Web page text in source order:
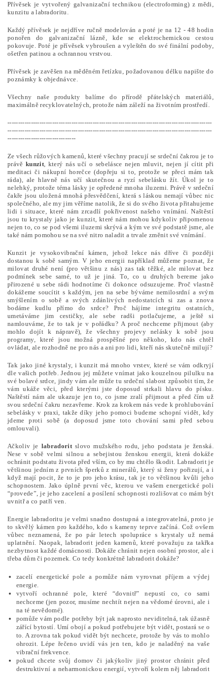
Přívěsek je vytvořený galvanizační technikou (electroforming) z mědi,
kunzitu a labradoritu.
Každý přívěsek je nejdříve ručně modelován a poté je na 12 - 48 hodin
ponořen do galvanizační lázně, kde se elektrochemickou cestou
pokovuje. Poté je přívěsek vybroušen a vyleštěn do své finální podoby,
ošetřen patinou a ochrannou vrstvou.
Přívěsek je zavěšen na měděném řetízku, požadovanou délku napište do
poznámky k objednávce.
Všechny naše produkty balíme do přírodě přátelských materiálů,
maximálně recyklovatelných, protože nám záleží na životním prostředí.
------------------------------------------------------------------------------------------------
------------------------------------------------------------------------------------------------
--------------------------------
Ze všech růžových kamenů, které všechny pracují se srdeční čakrou je to
právěkunzit, který nás učí o sebelásce nejen mluvit, nejen jí cítit při
meditaci či nákupní horečce (dopřeju si to, protože se přeci mám tak
ráda), ale hlavně nás učí skutečnou a ryzí sebelásku žít. Úkol je to
nelehký, protože téma lásky je opředené mnoha iluzemi. Právě v srdeční
čakře jsou uložená mnohá přesvědčení, která s láskou nemají vůbec nic
společného, ale my jim věříme natolik, že si do svého života přitahujeme
lidi i situace, které nám zrcadlí pokřivenost našeho vnímání. Naštěstí
jsou tu krystaly jako je kunzit, které nám mohou kdykoliv připomenou
nejen to, co se pod všemi iluzemi skrývá a kým ve své podstatě jsme, ale
také nám pomohou se na své nitro naladit a trvale změnit své vnímání.
Kunzit je vysokovibrační kámen, jehož lekce nás dříve či později
dostanou k sobě samým. V jeho energii například můžeme poznat, že
milovat druhé není (pro většinu z nás) zas tak těžké, ale milovat bez
podmínek sebe samé, to už je jiná. To, co u druhých bereme jako
přirozené u sebe rádi hodnotíme či dokonce odsuzujeme. Proč vlastně
dokážeme soucítit s každým, jen na sebe býváme nemilosrdní a svým
smýšlením o sobě a svých zdánlivých nedostatcích si zas a znova
bodáme kudlu přímo do srdce? Proč hájíme integritu ostatních,
umetáváme jim cestičky, ale sebe radši potlačujeme, a ještě si
namlouváme, že to tak je v pořádku? A proč nechceme přijmout (aby
mohlo dojít k nápravě), že všechny projevy nelásky k sobě jsou
programy, které jsou možná prospěšné pro někoho, kdo nás chtěl
ovládat, ale rozhodně ne pro nás a ani pro lidi, kteří nás skutečně milují?
Tak jako jiné krystaly, i kunzit má mnoho vrstev, které se vám odkryjí
dle vašich potřeb. Jednou jej můžete vnímat jako kouzelnou pilulku na
své bolavé srdce, jindy vám ale může tu srdeční slabost způsobit tím, že
vám ukáže věci, před kterými jste doposud strkali hlavu do písku.
Naštěstí nám ale ukazuje jen to, co jsme zralí přijmout a před čím už
svou srdeční čakru nezavřeme. Krok za krokem nás vede k prohlubování
sebelásky v praxi, takže díky jeho pomoci budeme schopní vidět, kdy
jdeme proti sobě (a doposud jsme toto chování sami před sebou
omlouvali).
Ačkoliv je labradoritslovo mužského rodu, jeho podstata je ženská.
Nese v sobě velmi silnou a sebejistou ženskou energii, která dokáže
ochránit podstatu života před vším, co by mu chtělo škodit. Labradorit je
většinou jedním z prvních šperků z minerálů, který si ženy pořizují, a i
když mají pocit, že to je pro jeho krásu, tak je to většinou kvůli jeho
schopnostem. Jako úplně první věc, kterou ve vašem energetické poli
“provede”, je jeho zacelení a posílení schopnosti rozlišovat co mám být
uvnitř a co patří ven.
Energie labradoritu je velmi snadno dostupná a integrovatelná, proto je
to skvělý kámen pro každého, kdo s kameny teprve začíná. Což ovšem
vůbec neznamená, že po pár letech spolupráce s krystaly už nemá
uplatnění. Naopak, labradorit jeden kamenů, které považuju za takřka
nezbytnost každé domácnosti. Dokáže chránit nejen osobní prostor, ale i
třeba dům či pozemek. Co tedy konkrétně labradorit dokáže?
zacelí energetické pole a pomůže nám vyrovnat příjem a výdej
energie.
vytvoří ochranné pole, které “dovnitř” nepustí co, co sami
nechceme (jen pozor, musíme nechtít nejen na vědomé úrovni, ale i
na té nevědomé).
pomůže vám podle potřeby být jak naprosto neviditelná, tak úžasně
zářící bytostí. Umí obojí a pokud potřebujete být vidět, postará se o
to. A zrovna tak pokud vidět být nechcete, protože by vás to mohlo
ohrozit. Lépe řečeno uvidí vás jen ten, kdo je naladěný na vaše
vibrační frekvence.
pokud chcete svůj domov či jakýkoliv jiný prostor chránit před
destruktivní a neharmonickou energií, vytvoří kolem něj labradorit